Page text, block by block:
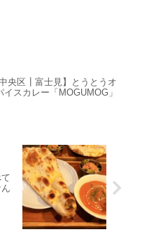
央区┃富士見】とうとうオ
イスカレー「MOGUMOG」